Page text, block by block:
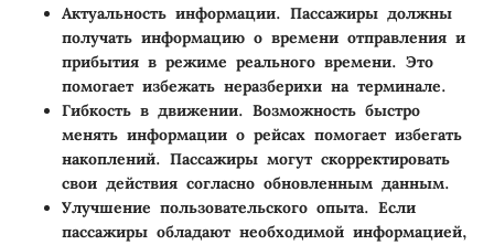
Актуальность информации. Пассажиры должны
получать информацию о времени отправления и
прибытия в режиме реального времени. Это
помогает избежать неразберихи на терминале.
Гибкость в движении. Возможность быстро
менять информации о рейсах помогает избегать
накоплений. Пассажиры могут скорректировать
свои действия согласно обновленным данным.
Улучшение пользовательского опыта. Если
пассажиры обладают необходимой информацией,